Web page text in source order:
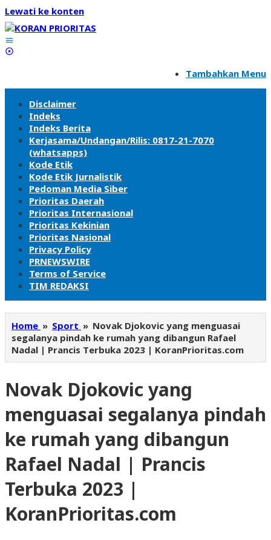
Lewati ke konten
Tambahkan Menu
Disclaimer
Indeks
Indeks Berita
Kerjasama/Undangan/Rilis: 0817-21-7070
(whatsapps)
Kode Etik
Kode Etik Jurnalistik
Pedoman Media Siber
Prioritas Daerah
Prioritas Internasional
Prioritas Kekinian
Prioritas Nasional
Privacy Policy
PRNEWSWIRE
Terms of Service
TIM REDAKSI
Home » Sport » Novak Djokovic yang menguasai
segalanya pindah ke rumah yang dibangun Rafael
Nadal | Prancis Terbuka 2023 | KoranPrioritas.com
Novak Djokovic yang
menguasai segalanya pindah
ke rumah yang dibangun
Rafael Nadal | Prancis
Terbuka 2023 |
KoranPrioritas.com